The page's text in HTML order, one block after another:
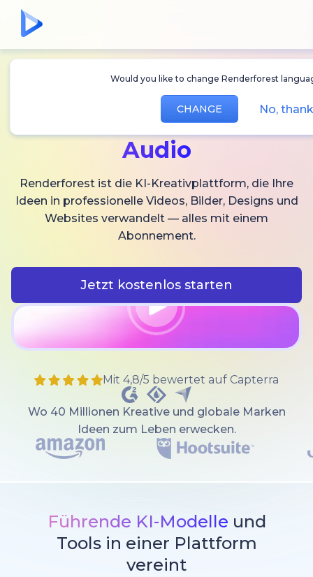
Would you like to change Renderforest
CHANGE No,
Erstellen SieKI-
Bilder und
Audio
Renderforest ist die KI-Kreativplattform, die Ihre
Ideen in professionelle Videos, Bilder, Designs und
Websites verwandelt — alles mit einem
Abonnement.
Jetzt kostenlos starten
Mit 4,8/5 bewertet auf Capterra
Wo 40 Millionen Kreative und globale Marken
Ideen zum Leben erwecken.
Führende KI-Modelle und
Tools in einer Plattform
vereint